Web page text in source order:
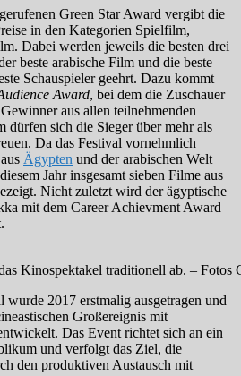
Green Star Award vergibt die
in den Kategorien Spielfilm,
Dabei werden jeweils die besten drei
beste arabische Film und die beste
Schauspieler geehrt. Dazu kommt
Award, bei dem die Zuschauer
aus allen teilnehmenden
dürfen sich die Sieger über mehr als
Da das Festival vornehmlich
Ägypten und der arabischen Welt
Jahr insgesamt sieben Filme aus
Nicht zuletzt wird der ägyptische
mit dem Career Achievment Award
Kinospektakel traditionell ab. – Fotos
wurde 2017 erstmalig ausgetragen und
Großereignis mit
Das Event richtet sich an ein
und verfolgt das Ziel, die
den produktiven Austausch mit